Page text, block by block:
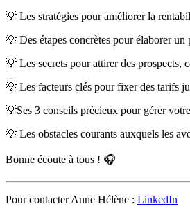
💡 Les stratégies pour améliorer la
💡 Des étapes concrètes pour élaborer
💡 Les secrets pour attirer des prospects,
💡 Les facteurs clés pour fixer des tarifs
💡Ses 3 conseils précieux pour gérer
💡 Les obstacles courants auxquels les
Bonne écoute à tous ! 🎧
Pour contacter Anne Hélène : LinkedIn